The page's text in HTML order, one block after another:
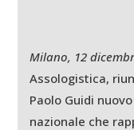
Milano, 12
Assologistica,
Paolo Guidi
nazionale che